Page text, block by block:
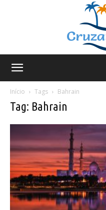
Início
Tags Bahrain
Tag: Bahrain